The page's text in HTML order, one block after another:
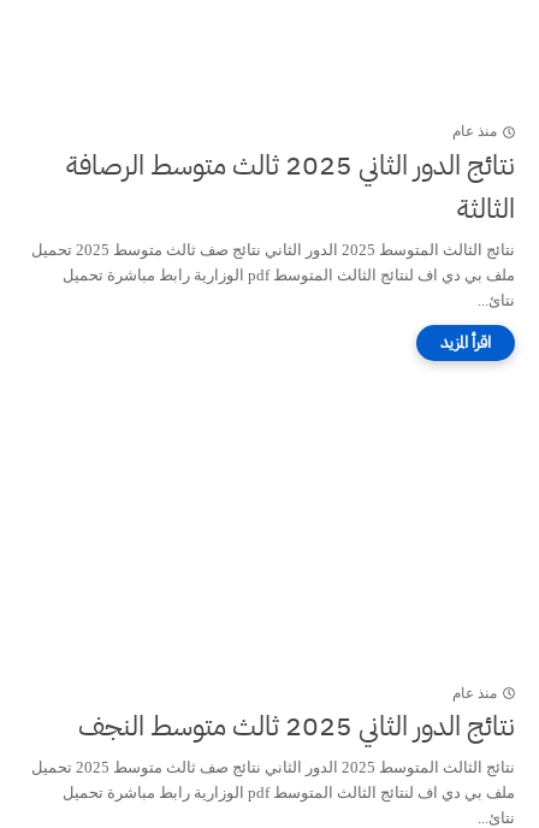
منذ عام
نتائج الدور الثاني 2025 ثالث متوسط الرصافة
الثالثة
نتائج الثالث المتوسط 2025 الدور الثاني نتائج صف ثالث متوسط 2025 تحميل
ملف بي دي اف لنتائج الثالث المتوسط pdf الوزارية رابط مباشرة تحميل
نتائ...
منذ عام
نتائج الدور الثاني 2025 ثالث متوسط النجف
نتائج الثالث المتوسط 2025 الدور الثاني نتائج صف ثالث متوسط 2025 تحميل
ملف بي دي اف لنتائج الثالث المتوسط pdf الوزارية رابط مباشرة تحميل
نتائ...